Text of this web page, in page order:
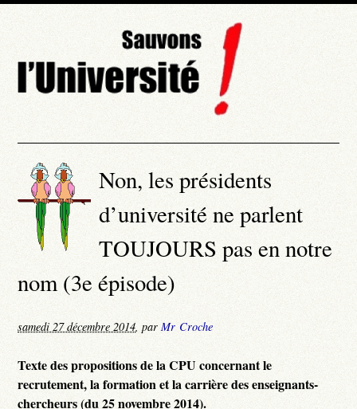
Non, les présidents
d’université ne parlent
TOUJOURS pas en notre
nom (3e épisode)
samedi 27 décembre 2014,parMr Croche
Texte des propositions de la CPU concernant le
recrutement, la formation et la carrière des enseignants-
chercheurs (du 25 novembre 2014).